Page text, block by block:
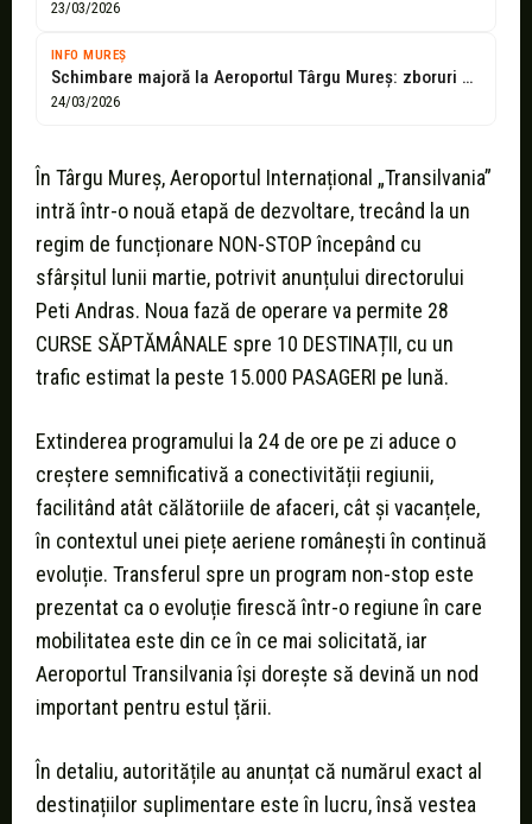
23/03/2026
INFO MUREȘ
Schimbare majoră la Aeroportul Târgu Mureș: zboruri 24/7 și peste 15.000 de...
24/03/2026
În Târgu Mureș, Aeroportul Internațional „Transilvania”
intră într-o nouă etapă de dezvoltare, trecând la un
regim de funcționare NON-STOP începând cu
sfârșitul lunii martie, potrivit anunțului directorului
Peti Andras. Noua fază de operare va permite 28
CURSE SĂPTĂMÂNALE spre 10 DESTINAȚII, cu un
trafic estimat la peste 15.000 PASAGERI pe lună.
Extinderea programului la 24 de ore pe zi aduce o
creștere semnificativă a conectivității regiunii,
facilitând atât călătoriile de afaceri, cât și vacanțele,
în contextul unei piețe aeriene românești în continuă
evoluție. Transferul spre un program non-stop este
prezentat ca o evoluție firescă într-o regiune în care
mobilitatea este din ce în ce mai solicitată, iar
Aeroportul Transilvania își dorește să devină un nod
important pentru estul țării.
În detaliu, autoritățile au anunțat că numărul exact al
destinațiilor suplimentare este în lucru, însă vestea